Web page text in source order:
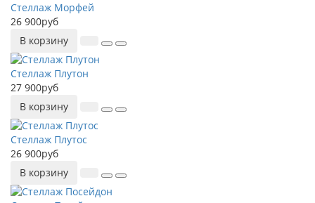
Стеллаж Морфей
26 900руб
В корзину
Стеллаж Плутон
27 900руб
В корзину
Стеллаж Плутос
26 900руб
В корзину